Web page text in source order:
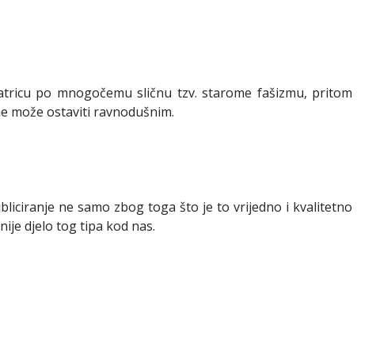
po mnogočemu sličnu tzv. starome fašizmu, pritom
može ostaviti ravnodušnim.
ne samo zbog toga što je to vrijedno i kvalitetno
djelo tog tipa kod nas.